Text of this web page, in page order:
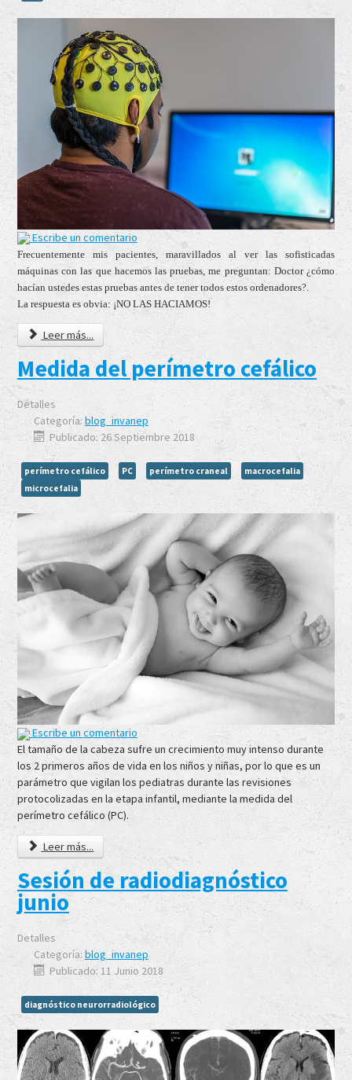
Escribe un comentario
Frecuentemente mis pacientes, maravillados al ver las sofisticadas
máquinas con las que hacemos las pruebas, me preguntan: Doctor ¿cómo
hacían ustedes estas pruebas antes de tener todos estos ordenadores?.
La respuesta es obvia: ¡NO LAS HACIAMOS!
Leer más...
Medida del perímetro cefálico
Detalles
Categoría: blog_invanep
Publicado: 26 Septiembre 2018
perímetro cefálico PC perímetro craneal
macrocefalia
microcefalia
Escribe un comentario
El tamaño de la cabeza sufre un crecimiento muy intenso durante
los 2 primeros años de vida en los niños y niñas, por lo que es un
parámetro que vigilan los pediatras durante las revisiones
protocolizadas en la etapa infantil, mediante la medida del
perímetro cefálico (PC).
Leer más...
Sesión de radiodiagnóstico
junio
Detalles
Categoría: blog_invanep
Publicado: 11 Junio 2018
diagnóstico neurorradiológico